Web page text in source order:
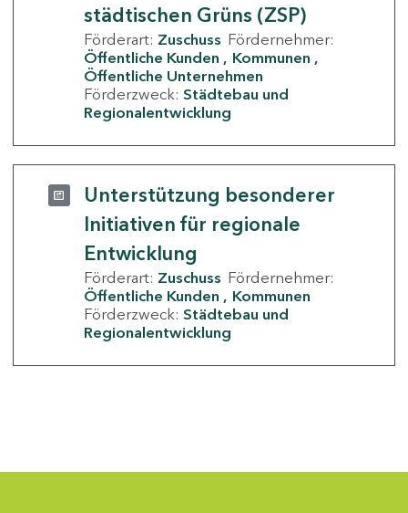
städtischen Grüns (ZSP)
Förderart: Zuschuss Fördernehmer:
Öffentliche Kunden
Kommunen
Öffentliche Unternehmen
Förderzweck: Städtebau und
Regionalentwicklung
Unterstützung besonderer
Initiativen für regionale
Entwicklung
Förderart: Zuschuss Fördernehmer:
Öffentliche Kunden
Kommunen
Förderzweck: Städtebau und
Regionalentwicklung